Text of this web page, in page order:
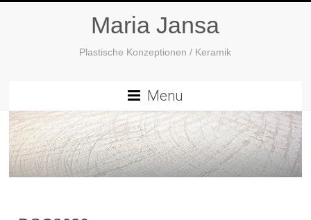
Maria Jansa
Plastische Konzeptionen / Keramik
Menu